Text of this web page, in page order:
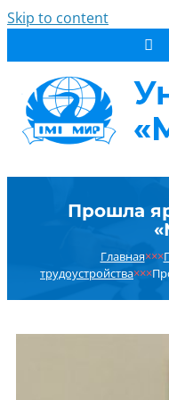
Skip to content
СТУДЕНТУ
ОБ УНИВЕРСИТЕТЕ
НОВОСТИ
РЕЗУЛЬТАТ
Прошла
Главная×××
трудоустройства×××